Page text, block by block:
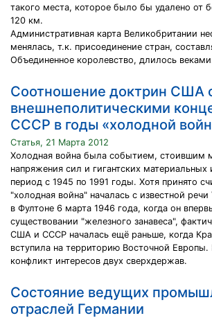
такого места, которое было бы удалено от
120 км.
Административная карта Великобритании
менялась, т.к. присоединение стран,
Объединенное королевство, длилось
Соотношение доктрин США
внешнеполитическими
СССР в годы «холодной
Статья, 21 Марта 2012
Холодная война была событием, стоившим
напряжения сил и гигантских материальных
период с 1945 по 1991 годы. Хотя принято
"холодная война" началась с известной
в Фултоне 6 марта 1946 года, когда он
существовании "железного занавеса",
США и СССР началась ещё раньше, когда
вступила на территорию Восточной
конфликт интересов двух сверхдержав.
Состояние ведущих
отраслей Германии